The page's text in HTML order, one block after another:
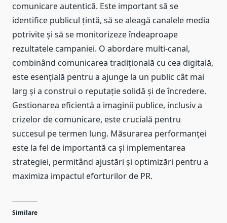
comunicare autentică. Este important să se
identifice publicul țintă, să se aleagă canalele media
potrivite și să se monitorizeze îndeaproape
rezultatele campaniei. O abordare multi-canal,
combinând comunicarea tradițională cu cea digitală,
este esențială pentru a ajunge la un public cât mai
larg și a construi o reputație solidă și de încredere.
Gestionarea eficientă a imaginii publice, inclusiv a
crizelor de comunicare, este crucială pentru
succesul pe termen lung. Măsurarea performanței
este la fel de importantă ca și implementarea
strategiei, permitând ajustări și optimizări pentru a
maximiza impactul eforturilor de PR.
Similare